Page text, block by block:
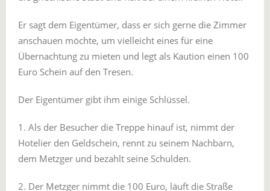
Er sagt dem Eigentümer, dass er sich gerne die Zimmer
anschauen möchte, um vielleicht eines für eine
Übernachtung zu mieten und legt als Kaution einen 100
Euro Schein auf den Tresen.
Der Eigentümer gibt ihm einige Schlüssel.
1. Als der Besucher die Treppe hinauf ist, nimmt der
Hotelier den Geldschein, rennt zu seinem Nachbarn,
dem Metzger und bezahlt seine Schulden.
2. Der Metzger nimmt die 100 Euro, läuft die Straße